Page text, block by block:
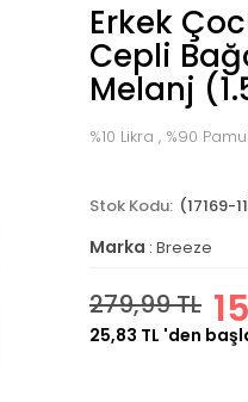
Erkek
Cepli
Melanj
%10 Likra , %90
(17169-
Marka : Breeze
279,99 TL
25,83 TL 'den